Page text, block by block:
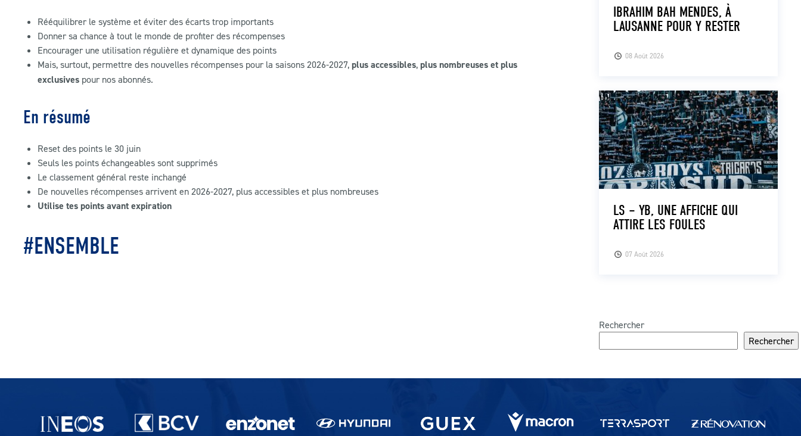
Rééquilibrer le système et éviter des écarts trop importants
Donner sa chance à tout le monde de profiter des récompenses
Encourager une utilisation régulière et dynamique des points
Mais, surtout, permettre des nouvelles récompenses pour la saisons 2026-2027, plus accessibles, plus nombreuses et plus
exclusives pour nos abonnés.
En résumé
Reset des points le 30 juin
Seuls les points échangeables sont supprimés
Le classement général reste inchangé
De nouvelles récompenses arrivent en 2026-2027, plus accessibles et plus nombreuses
Utilise tes points avant expiration
#ENSEMBLE
08 Août 2026
IBRAHIM BAH MENDES, À
LAUSANNE POUR Y RESTER
07 Août 2026
LS – YB, UNE AFFICHE QUI
ATTIRE LES FOULES
Rechercher
Rechercher
Partenaires du lausanne-Sport